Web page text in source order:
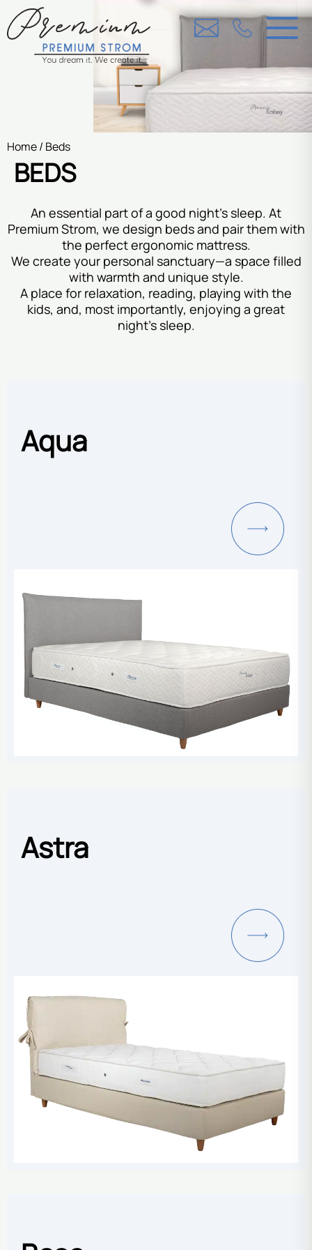
Home/ Beds
BEDS
An essential part of a good night’s sleep. At
Premium Strom, we design beds and pair them with
the perfect ergonomic mattress.
We create your personal sanctuary—a space filled
with warmth and unique style.
A place for relaxation, reading, playing with the
kids, and, most importantly, enjoying a great
night’s sleep.
Aqua
Astra